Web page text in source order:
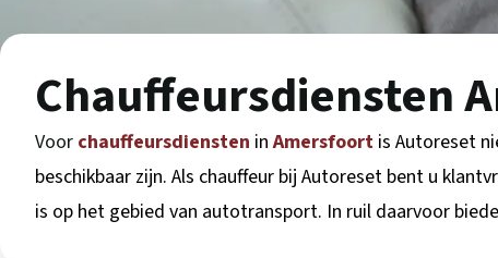
Chauffeursdiensten
Voor chauffeursdiensten inAmersfoort is Autoreset
beschikbaar zijn. Als chauffeur bij Autoreset bent u
is op het gebied van autotransport. In ruil daarvoor